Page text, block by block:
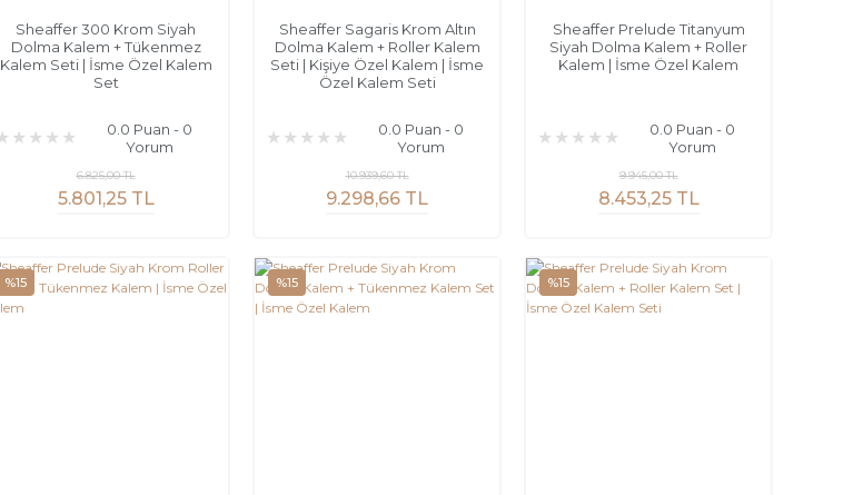
Sheaffer 300 Krom Siyah
Dolma Kalem + Tükenmez
Kalem Seti | İsme Özel Kalem
Set
0.0 Puan - 0
Yorum
5.801,25 TL
6.825,00 TL
Sheaffer Sagaris Krom Altın
Dolma Kalem + Roller Kalem
Seti | Kişiye Özel Kalem | İsme
Özel Kalem Seti
0.0 Puan - 0
Yorum
9.298,66 TL
10.939,60 TL
Sheaffer Prelude Titanyum
Siyah Dolma Kalem + Roller
Kalem | İsme Özel Kalem
0.0 Puan - 0
Yorum
8.453,25 TL
9.945,00 TL
%15 %15 %15